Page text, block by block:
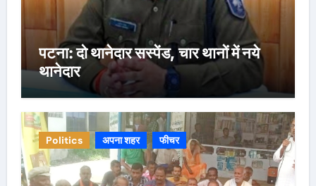
पटना: दो थानेदार सस्पेंड, चार थानों में नये
थानेदार
Politics अपना शहर फीचर